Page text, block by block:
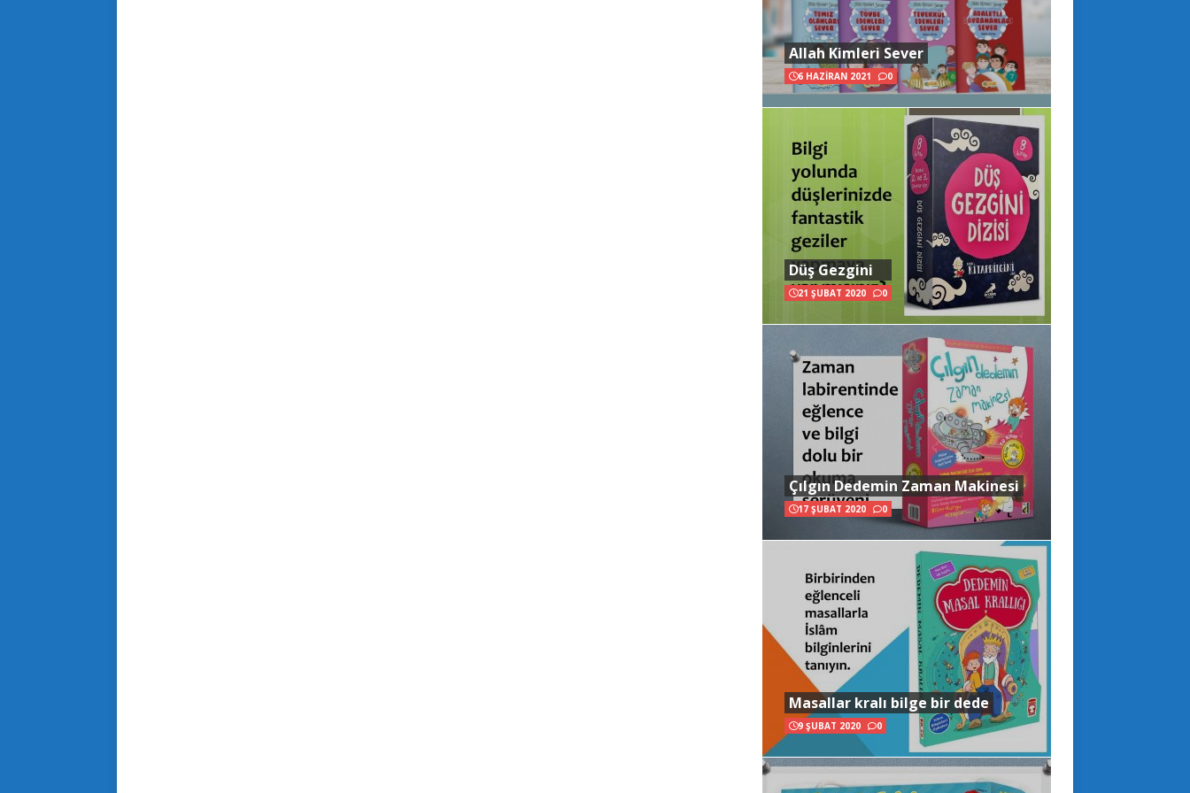
Allah Kimleri Sever
6 HAZIRAN 2021 0
Düş Gezgini
21 ŞUBAT 2020 0
Çılgın Dedemin Zaman Makinesi
17 ŞUBAT 2020 0
Masallar kralı bilge bir dede
9 ŞUBAT 2020 0